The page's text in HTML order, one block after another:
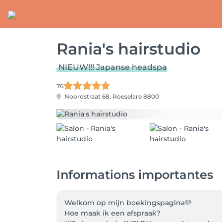
Rania's hairstudio
NIEUW!!! Japanse headspa
76
Noordstraat 68, Roeselare 8800
Informations importantes
Welkom op mijn boekingspagina🩵
Hoe maak ik een afspraak?